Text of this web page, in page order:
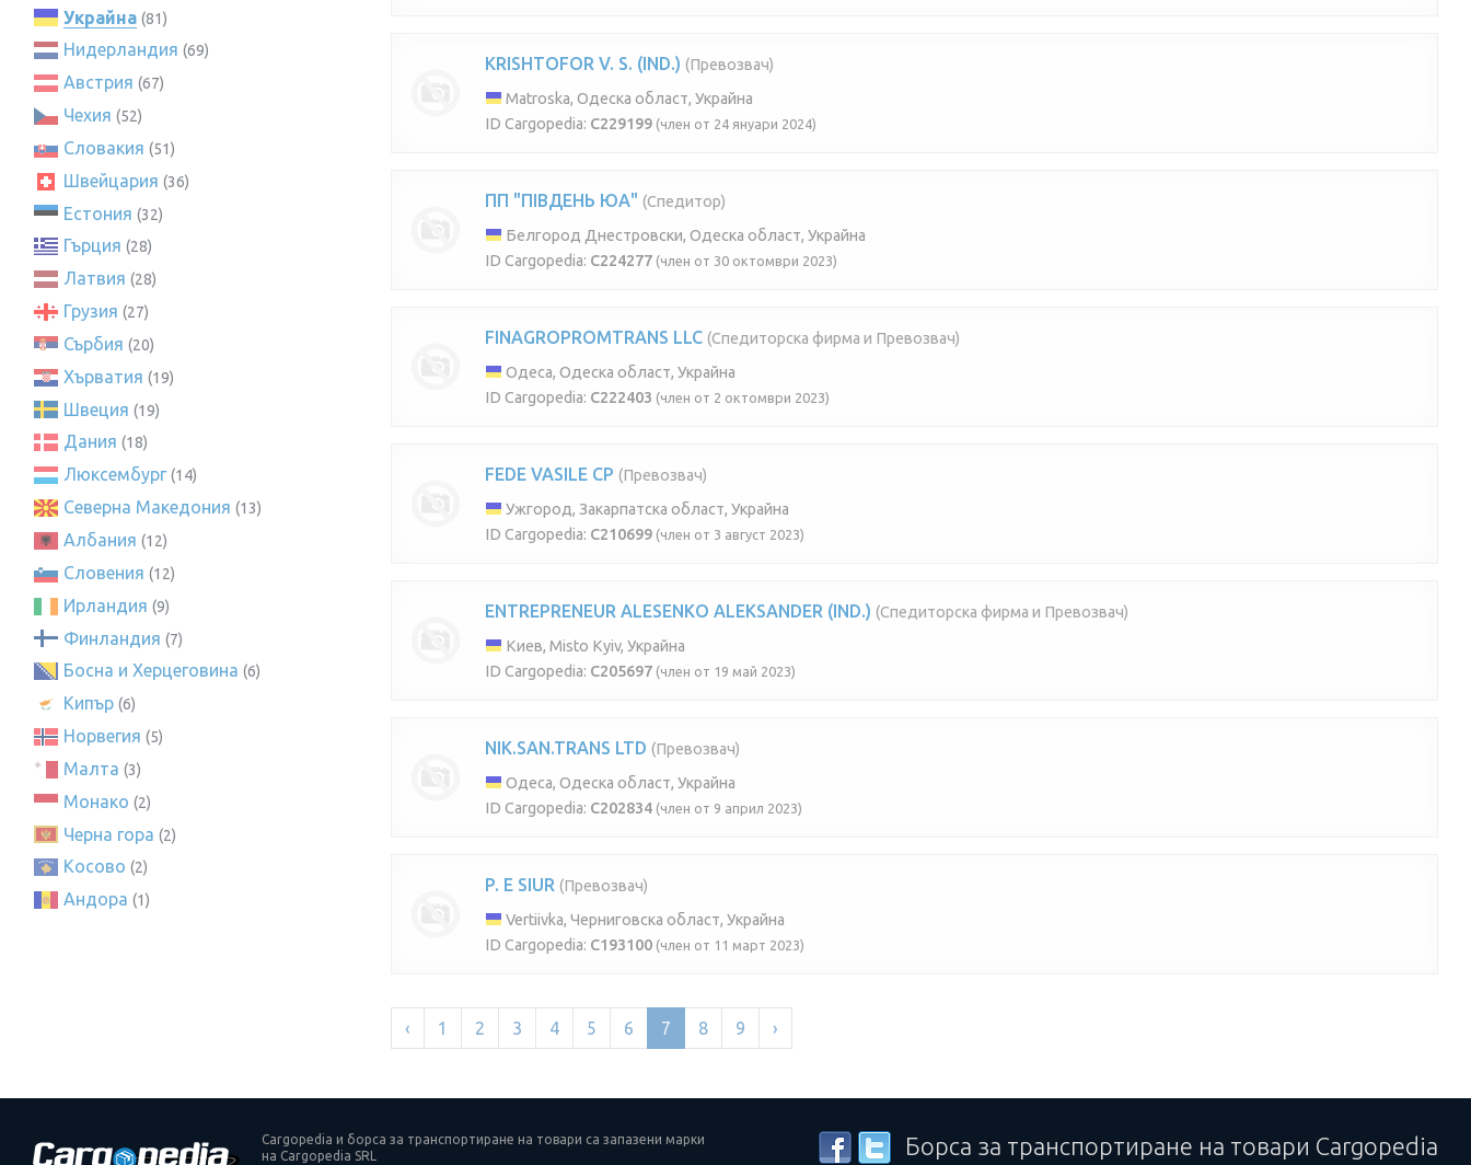
Украйна (81)
Нидерландия (69)
Австрия (67)
Чехия (52)
Словакия (51)
Швейцария (36)
Естония (32)
Гърция (28)
Латвия (28)
Грузия (27)
Сърбия (20)
Хърватия (19)
Швеция (19)
Дания (18)
Люксембург (14)
Северна Македония (13)
Албания (12)
Словения (12)
Ирландия (9)
Финландия (7)
Босна и Херцеговина (6)
Кипър (6)
Норвегия (5)
Малта (3)
Монако (2)
Черна гора (2)
Косово (2)
Андора (1)
KRISHTOFOR V. S. (IND.) (Превозвач)
Matroska, Одеска област, Украйна
ID Cargopedia: C229199 (член от 24 януари 2024)
ПП "ПІВДЕНЬ ЮА" (Спедитор)
Белгород Днестровски, Одеска област, Украйна
ID Cargopedia: C224277 (член от 30 октомври 2023)
FINAGROPROMTRANS LLC (Спедиторска фирма и Превозвач)
Одеса, Одеска област, Украйна
ID Cargopedia: C222403 (член от 2 октомври 2023)
FEDE VASILE CP (Превозвач)
Ужгород, Закарпатска област, Украйна
ID Cargopedia: C210699 (член от 3 август 2023)
ENTREPRENEUR ALESENKO ALEKSANDER (IND.) (Спедиторска фирма и Превозвач)
Киев, Misto Kyiv, Украйна
ID Cargopedia: C205697 (член от 19 май 2023)
NIK.SAN.TRANS LTD (Превозвач)
Одеса, Одеска област, Украйна
ID Cargopedia: C202834 (член от 9 април 2023)
P. E SIUR (Превозвач)
Vertiivka, Черниговска област, Украйна
ID Cargopedia: C193100 (член от 11 март 2023)
‹ 1 2 3 4 5 6 7 8 9 ›
Cargopedia и борса за транспортиране на товари са запазени марки
на Cargopedia SRL
Борса за транспортиране на товари Cargopedia